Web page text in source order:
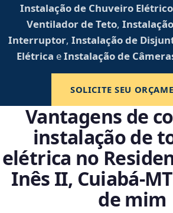
Instalação de Chuveiro Elétrico
Ventilador de Teto,
Interruptor, Instalação de
Elétrica eInstalação de
SOLICITE SEU
Vantagens de
instalação de
elétrica no
Inês II,
de mim